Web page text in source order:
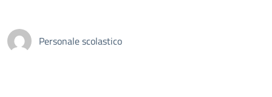
Personale scolastico